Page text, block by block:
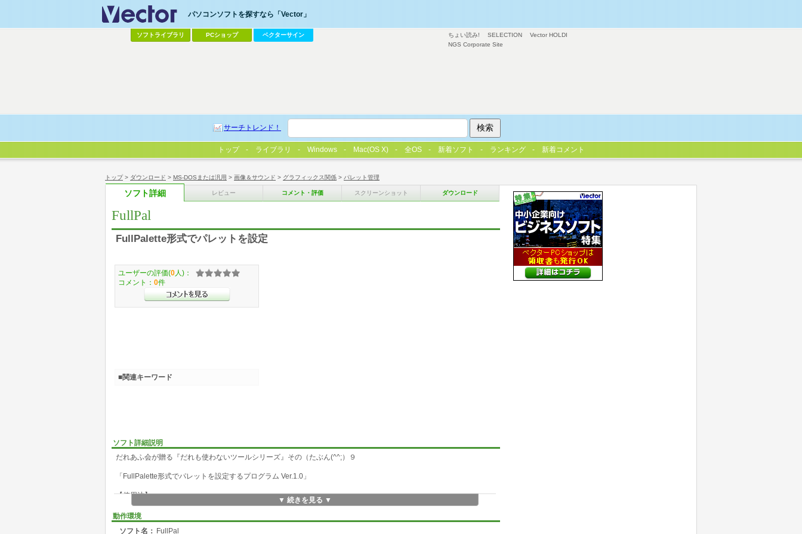
トップ> ダウンロード > MS-DOSまたは汎用 > 画像＆サウンド > グラフィックス関係 > パレット管理
ソフト詳細 レビュー コメント・評価 スクリーンショット ダウンロード
FullPal
FullPalette形式でパレットを設定
ソフト詳細説明
だれあふ会が贈る『だれも使わないツールシリーズ』その（たぶん(^^;）９
「FullPalette形式でパレットを設定するプログラム Ver.1.0」
【使用法】
FullPalette 命令と同じように、
▼ 続きを見る ▼
動作環境
ソフト名： FullPal
ユーザーの評価(0 人)：
コメント： 0件
■関連キーワード
ちょい読み! SELECTION
Vector HOLDI
NGS Corporate Site
パソコンソフトを探すなら「Vector」
ソフトライブラリ PCショップ ベクターサイン
サーチトレンド！
トップ ライブラリ Windows Mac(OS X) 全OS 新着ソフト ランキング 新着コメント